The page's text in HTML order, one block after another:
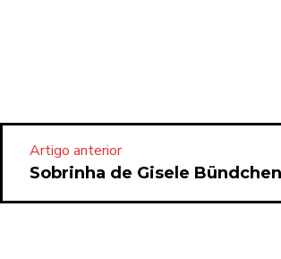
Artigo anterior
Sobrinha de Gisele